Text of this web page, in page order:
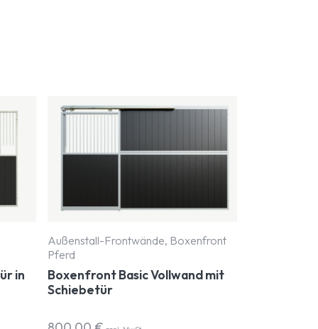
in
Außenstall-Frontwände, Boxenfront
Pferd
Boxenfront Basic Vollwand mit
Schiebetür